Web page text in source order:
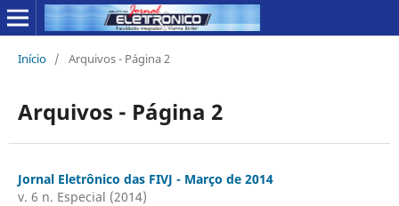
Início / Arquivos - Página 2
Arquivos - Página 2
Jornal Eletrônico das FIVJ - Março de 2014
v. 6 n. Especial (2014)